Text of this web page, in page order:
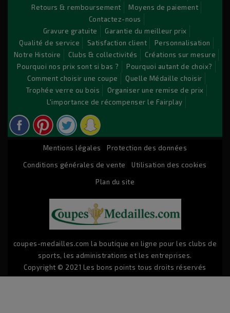
Retours & remboursement
Moyens de paiement
Contactez-nous
Gravure gratuite
Garantie du meilleur prix
Qualité de service
Satisfaction client
Personnalisation
Notre Histoire
Clubs & collectivités
Créations sur mesure
Pourquoi nos prix sont si bas ?
Pourquoi autant de choix?
Comment choisir une coupe
Quelle Médaille choisir
Trophée verre ou bois
Organiser une remise de prix
L'importance de récompenser le Fairplay
Mentions légales Protection des données
Conditions générales de vente Utilisation des cookies
Plan du site
coupes-medailles.com la boutique en ligne pour les clubs de
sports, les administrations et les entreprises.
Copyright © 2021 Les bons points tous droits réservés
Sit amet conse ctetur adipisicing elit, sed do eiusmod
tempor incididunt ut labore et dolore magna aliqua. Ut
enim ad minim veniam, quis nostrud exercitation ullamco
laboris nisi ut aliquip ex ea commodo consequat. Duis aute
irure dolor in reprehenderit.
© 2026 - Logiciel e-commerce par PrestaShop™